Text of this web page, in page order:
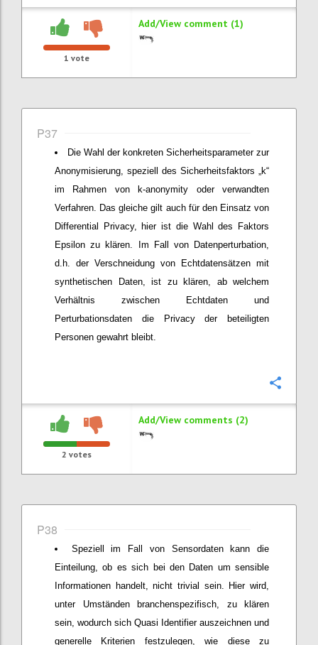
1 vote
Add/View comment (1)
P37
Die Wahl der konkreten Sicherheitsparameter zur
Anonymisierung, speziell des Sicherheitsfaktors „k“
im Rahmen von k-anonymity oder verwandten
Verfahren. Das gleiche gilt auch für den Einsatz von
Differential Privacy, hier ist die Wahl des Faktors
Epsilon zu klären. Im Fall von Datenperturbation,
d.h. der Verschneidung von Echtdatensätzen mit
synthetischen Daten, ist zu klären, ab welchem
Verhältnis zwischen Echtdaten und
Perturbationsdaten die Privacy der beteiligten
Personen gewahrt bleibt.
2 votes
Add/View comments (2)
P38
Speziell im Fall von Sensordaten kann die
Einteilung, ob es sich bei den Daten um sensible
Informationen handelt, nicht trivial sein. Hier wird,
unter Umständen branchenspezifisch, zu klären
sein, wodurch sich Quasi Identifier auszeichnen und
generelle Kriterien festzulegen, wie diese zu